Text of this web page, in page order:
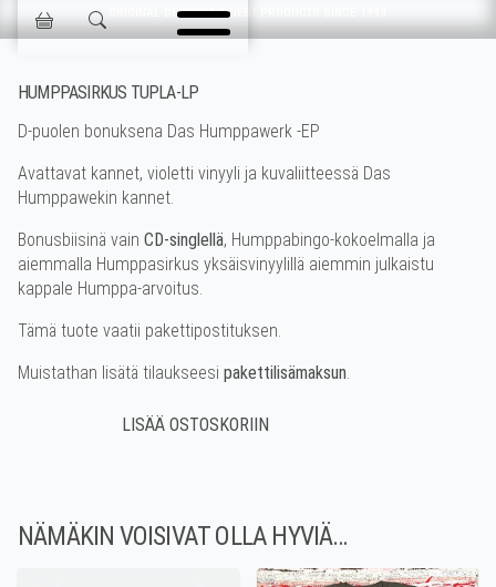
Ohita navigointi
Jokisen Valinta ORIGINAL DESIGN & FINEST PRODUCTS SINCE 1993
HUMPPASIRKUS TUPLA-LP
D-puolen bonuksena Das Humppawerk -EP
Avattavat kannet, violetti vinyyli ja kuvaliitteessä Das
Humppawekin kannet.
Bonusbiisinä vain CD-singlellä, Humppabingo-kokoelmalla ja
aiemmalla Humppasirkus yksäisvinyylillä aiemmin julkaistu
kappale Humppa-arvoitus.
Tämä tuote vaatii pakettipostituksen.
Muistathan lisätä tilaukseesi pakettilisämaksun.
NÄMÄKIN VOISIVAT OLLA HYVIÄ…